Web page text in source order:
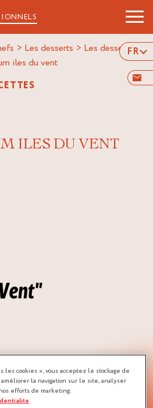
FR
> Les desserts > Les desserts
iles du vent
ILES DU VENT
cookies », vous acceptez le stockage de
la navigation sur le site, analyser
efforts de marketing.